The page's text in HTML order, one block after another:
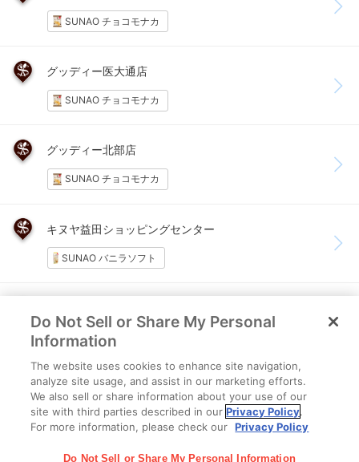
SUNAO チョコモナカ
グッディー医大通店
SUNAO チョコモナカ
グッディー北部店
SUNAO チョコモナカ
キヌヤ益田ショッピングセンター
SUNAO バニラソフト
SUNAO チョコ&バニラソフト
キヌヤ二宮店
SUNAO チョコ&バニラソフト SUNAO バニラソフト
Do Not Sell or Share My Personal
Information
The website uses cookies to enhance site navigation,
analyze site usage, and assist in our marketing efforts.
We also sell or share information about your use of our
site with third parties described in ourPrivacy Policy.
For more information, please check our Privacy Policy
Do Not Sell or Share My Personal Information